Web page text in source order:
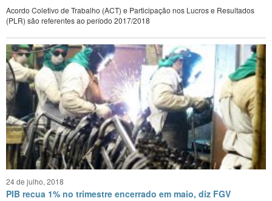
Acordo Coletivo de Trabalho (ACT) e Participação nos Lucros e Resultados
(PLR) são referentes ao período 2017/2018
24 de julho, 2018
PIB recua 1% no trimestre encerrado em maio, diz FGV